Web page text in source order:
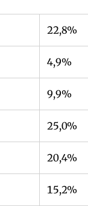
22,8%
4,9%
9,9%
25,0%
20,4%
15,2%